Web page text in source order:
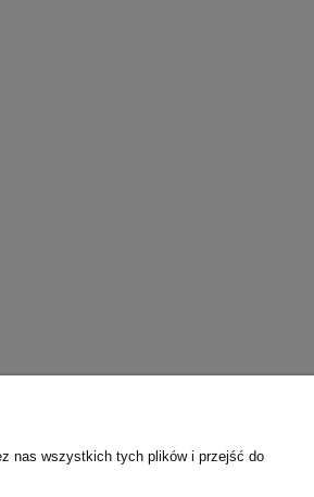
nas wszystkich tych plików i przejść do